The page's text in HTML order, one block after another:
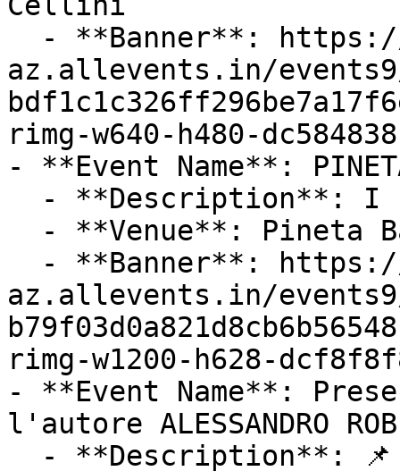
az.allevents.in/events9/
rimg-w640-h480-
- **Event Name**: PINETA
az.allevents.in/events9/
rimg-w1200-h628-
- **Event Name**:
l'autore ALESSANDRO